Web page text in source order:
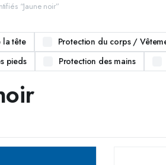
“Jaune noir”
la tête Protection du corps /
pieds
Protection des mains